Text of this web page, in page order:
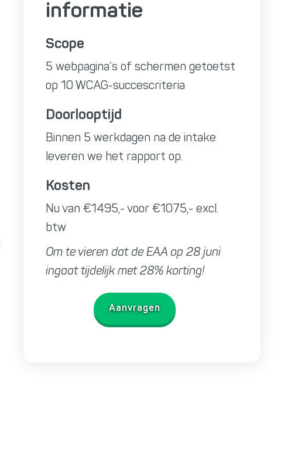
informatie
Scope
5 webpagina’s of schermen getoetst
op 10 WCAG-succescriteria
Doorlooptijd
Binnen 5 werkdagen na de intake
leveren we het rapport op.
Kosten
Nu van €1495,- voor €1075,- excl.
btw
Om te vieren dat de EAA op 28 juni
ingaat tijdelijk met 28% korting!
Aanvragen